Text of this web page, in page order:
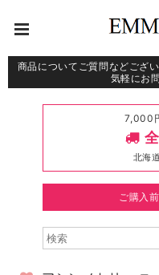
商品についてご質問などござ
気軽にお
7,000
北海
ご購入